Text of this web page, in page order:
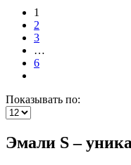
1
2
3
…
6
Показывать по:
Эмали S –